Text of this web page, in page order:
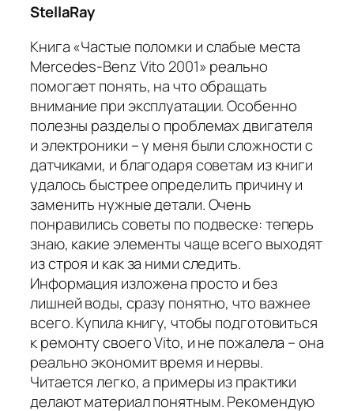
StellaRay
Книга «Частые поломки и слабые места
Mercedes-Benz Vito 2001» реально
помогает понять, на что обращать
внимание при эксплуатации. Особенно
полезны разделы о проблемах двигателя
и электроники – у меня были сложности с
датчиками, и благодаря советам из книги
удалось быстрее определить причину и
заменить нужные детали. Очень
понравились советы по подвеске: теперь
знаю, какие элементы чаще всего выходят
из строя и как за ними следить.
Информация изложена просто и без
лишней воды, сразу понятно, что важнее
всего. Купила книгу, чтобы подготовиться
к ремонту своего Vito, и не пожалела – она
реально экономит время и нервы.
Читается легко, а примеры из практики
делают материал понятным. Рекомендую